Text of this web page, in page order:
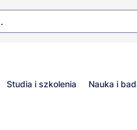
Studia i szkolenia Nauka i